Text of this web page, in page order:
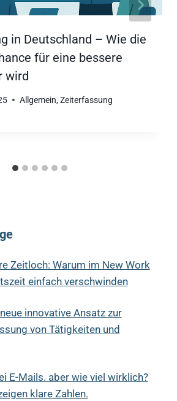
in Deutschland – Wie die
für eine bessere
wird
Allgemein,Zeiterfassung
Zeitloch: Warum im New Work
einfach verschwinden
innovative Ansatz zur
von Tätigkeiten und
E-Mails. aber wie viel wirklich?
klare Zahlen.